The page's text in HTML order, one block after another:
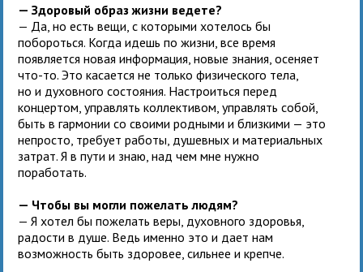
— Здоровый образ жизни ведете?
— Да, но есть вещи, с которыми хотелось бы
побороться. Когда идешь по жизни, все время
появляется новая информация, новые знания, осеняет
что-то. Это касается не только физического тела,
но и духовного состояния. Настроиться перед
концертом, управлять коллективом, управлять собой,
быть в гармонии со своими родными и близкими — это
непросто, требует работы, душевных и материальных
затрат. Я в пути и знаю, над чем мне нужно
поработать.
— Чтобы вы могли пожелать людям?
— Я хотел бы пожелать веры, духовного здоровья,
радости в душе. Ведь именно это и дает нам
возможность быть здоровее, сильнее и крепче.